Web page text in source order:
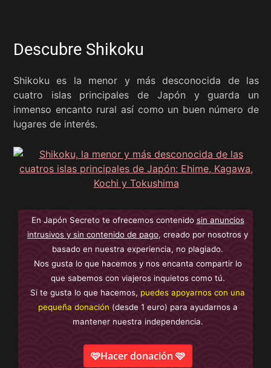
Descubre Shikoku
Shikoku es la menor y más desconocida de las
cuatro islas principales de Japón y guarda un
inmenso encanto rural así como un buen número de
lugares de interés.
En Japón Secreto te ofrecemos contenido sin anuncios
intrusivos y sin contenido de pago, creado por nosotros y
basado en nuestra experiencia, no plagiado.
Nos gusta lo que hacemos y nos encanta compartir lo
que sabemos con viajeros inquietos como tú.
Si te gusta lo que hacemos, puedes apoyarnos con una
pequeña donación (desde 1 euro) para ayudarnos a
mantener nuestra independencia.
🩷Hacer donación 🩷